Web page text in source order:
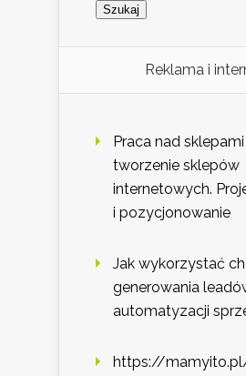
Reklama i
Praca nad
tworzenie sklepów
internetowych.
i pozycjonowanie
Jak wykorzystać
generowania
automatyzacji
https://